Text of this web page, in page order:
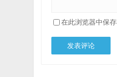
在此浏览器中保